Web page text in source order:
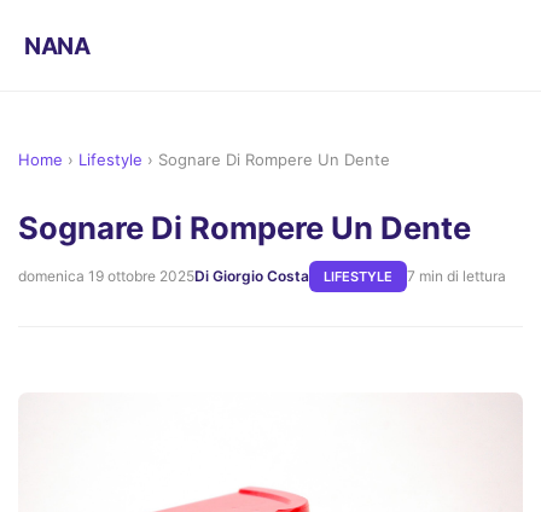
NANA
Home › Lifestyle › Sognare Di Rompere Un Dente
Sognare Di Rompere Un Dente
domenica 19 ottobre 2025Di Giorgio Costa LIFESTYLE 7 min di lettura